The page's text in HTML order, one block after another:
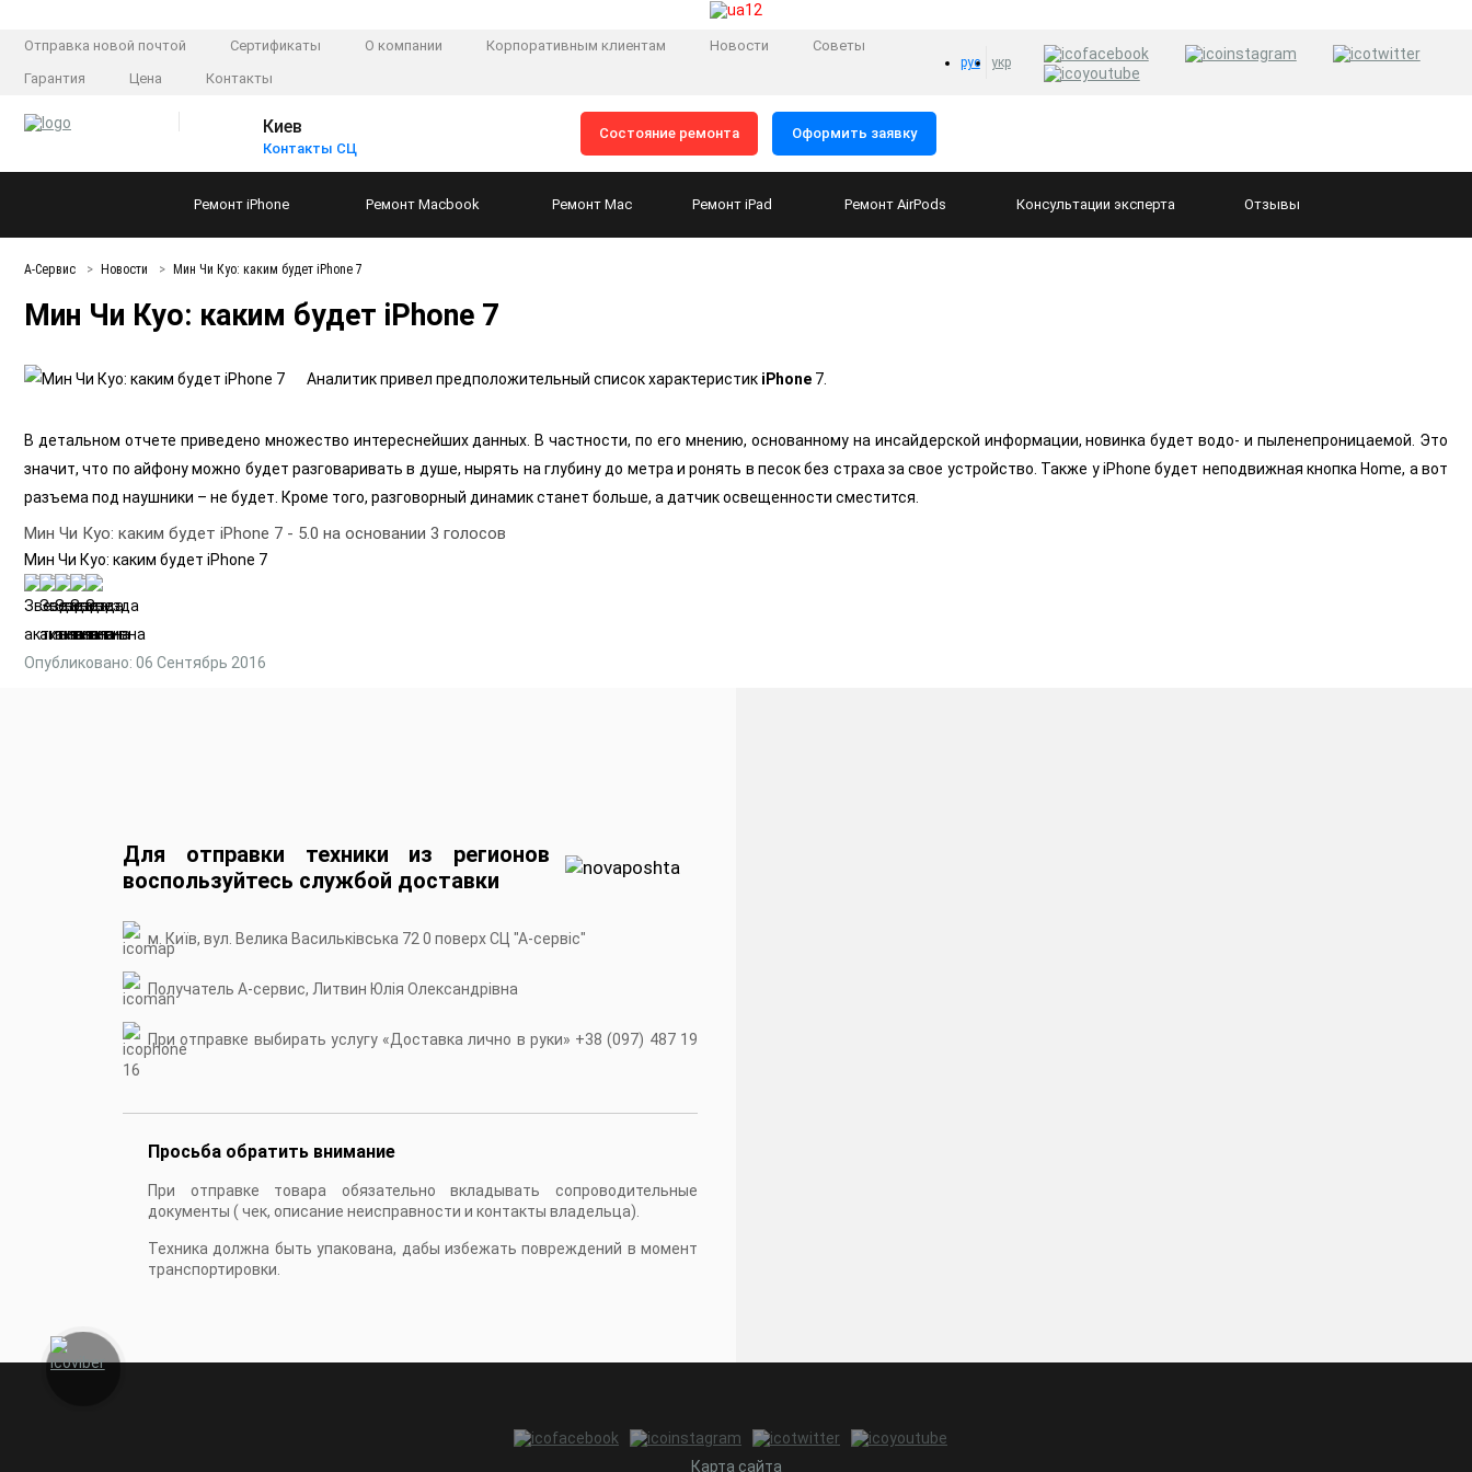
Отправка новой почтой Сертификаты О компании Корпоративным клиентам Новости
Советы
Гарантия
Цена Контакты
рус укр
Киев
Контакты СЦ
Состояние ремонта Оформить заявку
Ремонт iPhone Ремонт Macbook Ремонт Mac Ремонт iPad Ремонт AirPods Консультации эксперта Отзывы
А-Сервис Новости Мин Чи Куо: каким будет iPhone 7
Мин Чи Куо: каким будет iPhone 7
Аналитик привел предположительный список характеристик iPhone 7.
В детальном отчете приведено множество интереснейших данных. В частности, по его мнению, основанному на инсайдерской информации, новинка будет водо- и пыленепроницаемой. Это
значит, что по айфону можно будет разговаривать в душе, нырять на глубину до метра и ронять в песок без страха за свое устройство. Также у iPhone будет неподвижная кнопка Home, а вот
разъема под наушники – не будет. Кроме того, разговорный динамик станет больше, а датчик освещенности сместится.
Мин Чи Куо: каким будет iPhone 7 - 5.0 на основании 3 голосов
Мин Чи Куо: каким будет iPhone 7
Опубликовано: 06 Сентябрь 2016
Для отправки техники из регионов
воспользуйтесь службой доставки
м. Київ, вул. Велика Васильківська 72 0 поверх СЦ "А-сервiс"
Получатель А-сервис, Литвин Юлія Олександрівна
При отправке выбирать услугу «Доставка лично в руки» +38 (097) 487 19
16
Просьба обратить внимание
При отправке товара обязательно вкладывать сопроводительные
документы ( чек, описание неисправности и контакты владельца).
Техника должна быть упакована, дабы избежать повреждений в момент
транспортировки.
Карта сайта